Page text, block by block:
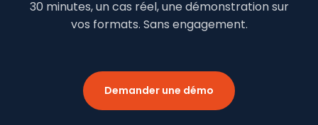
30 minutes, un cas réel, une démonstration sur
vos formats. Sans engagement.
Demander une démo